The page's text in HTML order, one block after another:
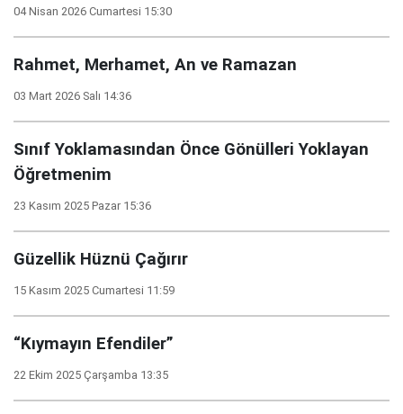
04 Nisan 2026 Cumartesi 15:30
Rahmet, Merhamet, An ve Ramazan
03 Mart 2026 Salı 14:36
Sınıf Yoklamasından Önce Gönülleri Yoklayan
Öğretmenim
23 Kasım 2025 Pazar 15:36
Güzellik Hüznü Çağırır
15 Kasım 2025 Cumartesi 11:59
“Kıymayın Efendiler”
22 Ekim 2025 Çarşamba 13:35